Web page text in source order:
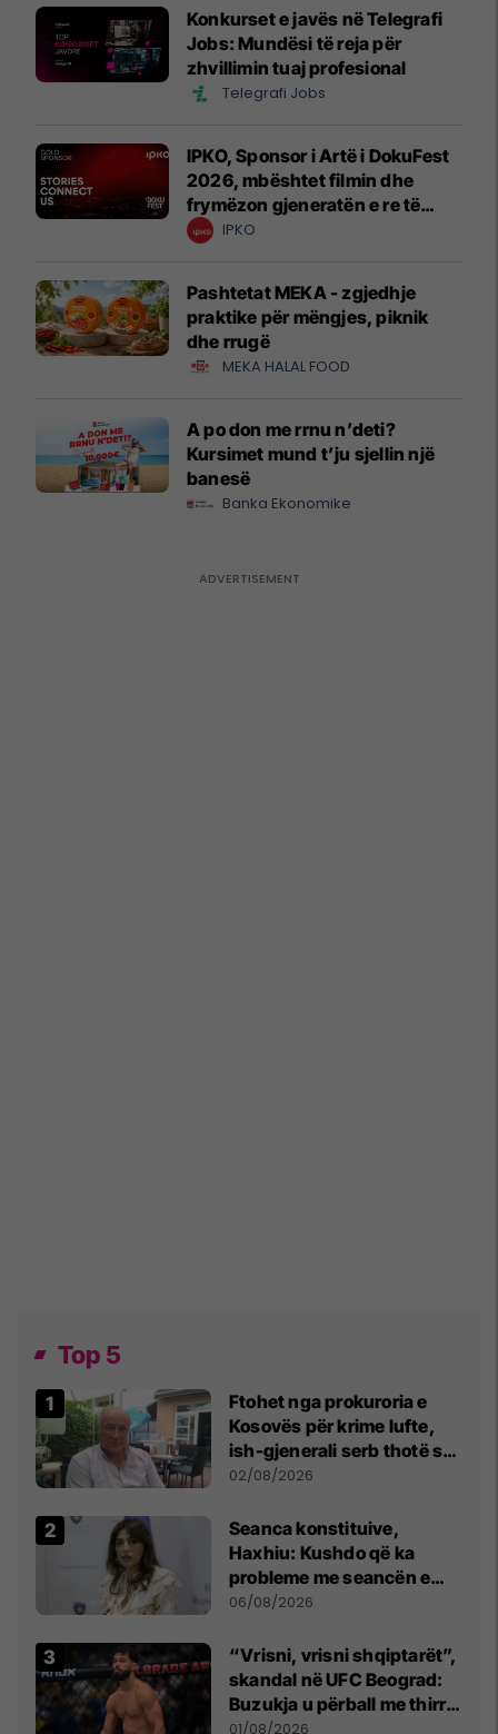
Konkurset e javës në Telegrafi
Jobs: Mundësi të reja për
zhvillimin tuaj profesional
Telegrafi Jobs
IPKO, Sponsor i Artë i DokuFest
2026, mbështet filmin dhe
frymëzon gjeneratën e re të
krijuesve
IPKO
Pashtetat MEKA - zgjedhje
praktike për mëngjes, piknik
dhe rrugë
MEKA HALAL FOOD
A po don me rrnu n’deti?
Kursimet mund t’ju sjellin një
banesë
Banka Ekonomike
Top 5
Ftohet nga prokuroria e
Kosovës për krime lufte,
ish-gjenerali serb thotë se
dikush e tradhtoi në
02/08/2026
Seanca konstituive,
Haxhiu: Kushdo që ka
probleme me seancën e
sotme e ftoj t’i drejtohet
06/08/2026
“Vrisni, vrisni shqiptarët”,
skandal në UFC Beograd:
Buzukja u përball me thirrje
anti-shqiptare nga
01/08/2026